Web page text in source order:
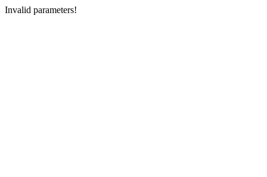
Invalid parameters!